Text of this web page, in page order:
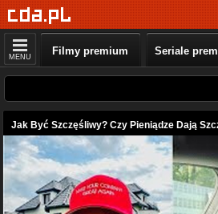
MENU Filmy premium Seriale
Jak Być Szczęśliwy? Czy Pieniądze Dają